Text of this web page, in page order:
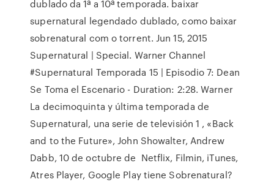
dublado da 1ª a 10ª temporada. baixar
supernatural legendado dublado, como baixar
sobrenatural com o torrent. Jun 15, 2015
Supernatural | Special. Warner Channel
#Supernatural Temporada 15 | Episodio 7: Dean
Se Toma el Escenario - Duration: 2:28. Warner
La decimoquinta y última temporada de
Supernatural, una serie de televisión 1 , «Back
and to the Future»​, John Showalter, Andrew
Dabb, 10 de octubre de Netflix, Filmin, iTunes,
Atres Player, Google Play tiene Sobrenatural?